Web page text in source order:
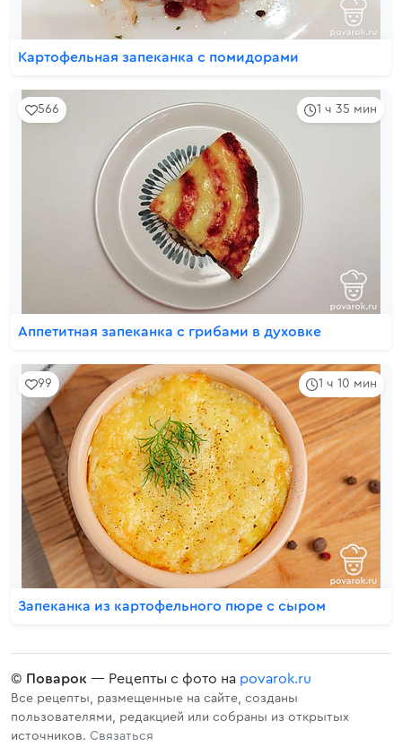
Картофельная запеканка с помидорами
1 ч 35 мин
566
Аппетитная запеканка с грибами в духовке
1 ч 10 мин
99
Запеканка из картофельного пюре с сыром
© Поварок — Рецепты с фото на povarok.ru
Все рецепты, размещенные на сайте, созданы
пользователями, редакцией или собраны из открытых
источников. Связаться